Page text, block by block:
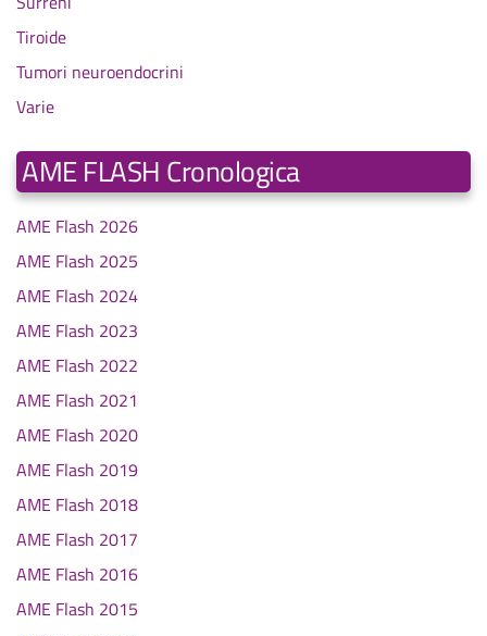
Tiroide
Tumori neuroendocrini
Varie
AME FLASH Cronologica
AME Flash 2026
AME Flash 2025
AME Flash 2024
AME Flash 2023
AME Flash 2022
AME Flash 2021
AME Flash 2020
AME Flash 2019
AME Flash 2018
AME Flash 2017
AME Flash 2016
AME Flash 2015